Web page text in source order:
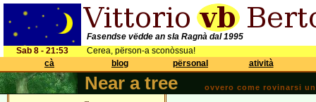
Fasendse vëdde an sla Ragnà dal 1995
Sab 8 - 21:53
Cerea, përson-a sconòssua!
cà
blog përsonal atività
Near a tree ovvero come rovinarsi